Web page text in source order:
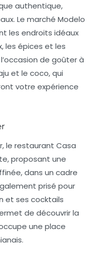
authentique,
. Le marché Modelo
les endroits idéaux
les épices et les
de goûter à
et le coco, qui
votre expérience
le restaurant Casa
proposant une
dans un cadre
prisé pour
et ses cocktails
de découvrir la
une place